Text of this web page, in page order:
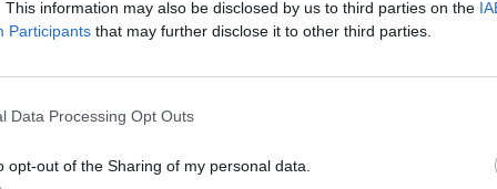
This information may also be disclosed by us to third parties on the
Participants that may further disclose it to other third parties.
Data Processing Opt Outs
opt-out of the Sharing of my personal data.
κλίμακας ατζέντας διαρθρωτικών
σημείων συμφόρησης”, η οποίαενίσχυσε
και είχε ως αποτέλεσμα τη
την προσδοκία μας ότι το αυστηρό